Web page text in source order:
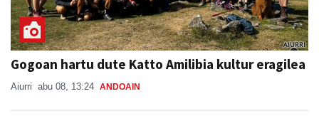
Gogoan hartu dute Katto Amilibia kultur eragilea
Aiurri abu 08, 13:24 ANDOAIN